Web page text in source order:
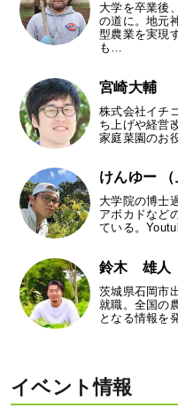
大学を卒業後
の道に。地元
型農業を実現
も…
宮崎大輔
株式会社イチ
ち上げや経営
家庭菜園のお
けんゆー （
大学院の博士
アボカドなど
ている。
鈴木 雄人
茨城県石岡市
就職。全国の
となる情報を
イベント情報